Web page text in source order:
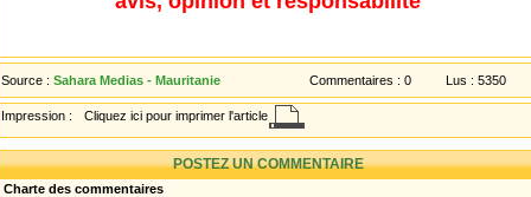
Source : Sahara Medias - Mauritanie Commentaires : 0 Lus : 5350
Impression : Cliquez ici pour imprimer l'article
POSTEZ UN COMMENTAIRE
Charte des commentaires